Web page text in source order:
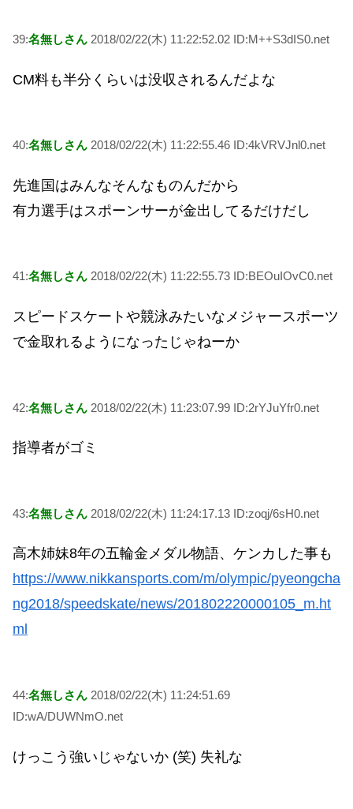
39:名無しさん 2018/02/22(木) 11:22:52.02 ID:M++S3dIS0.net
CM料も半分くらいは没収されるんだよな
40:名無しさん 2018/02/22(木) 11:22:55.46 ID:4kVRVJnl0.net
先進国はみんなそんなものんだから
有力選手はスポーンサーが金出してるだけだし
41:名無しさん 2018/02/22(木) 11:22:55.73 ID:BEOuIOvC0.net
スピードスケートや競泳みたいなメジャースポーツ
で金取れるようになったじゃねーか
42:名無しさん 2018/02/22(木) 11:23:07.99 ID:2rYJuYfr0.net
指導者がゴミ
43:名無しさん 2018/02/22(木) 11:24:17.13 ID:zoqj/6sH0.net
高木姉妹8年の五輪金メダル物語、ケンカした事も
https://www.nikkansports.com/m/olympic/pyeongcha
ng2018/speedskate/news/201802220000105_m.ht
ml
44:名無しさん 2018/02/22(木) 11:24:51.69
ID:wA/DUWNmO.net
けっこう強いじゃないか (笑) 失礼な